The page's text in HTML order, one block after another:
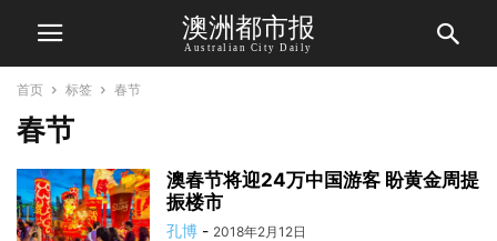
澳洲都市报
Australian City Daily
首页 标签 春节
春节
澳春节将迎24万中国游客 盼黄金周提
振楼市
孔博 - 2018年2月12日